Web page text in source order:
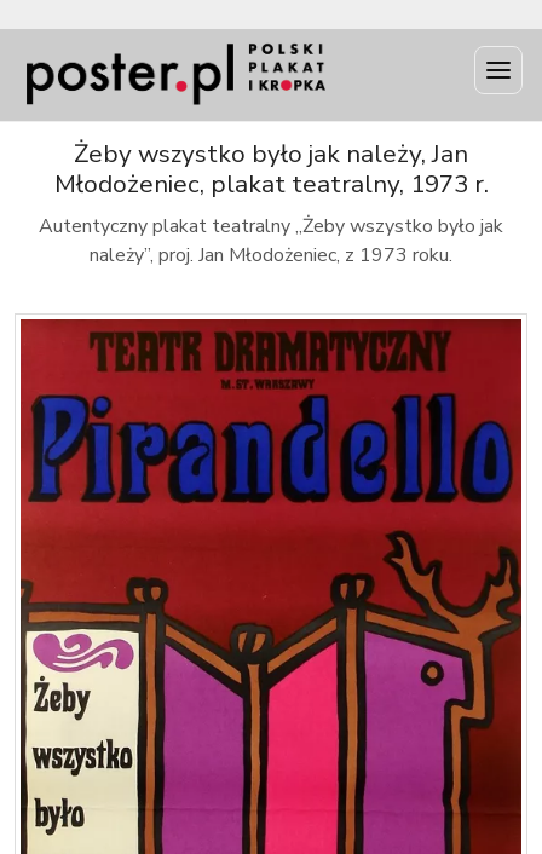
Żeby wszystko było jak należy, Jan
Młodożeniec, plakat teatralny, 1973 r.
Autentyczny plakat teatralny „Żeby wszystko było jak
należy”, proj. Jan Młodożeniec, z 1973 roku.